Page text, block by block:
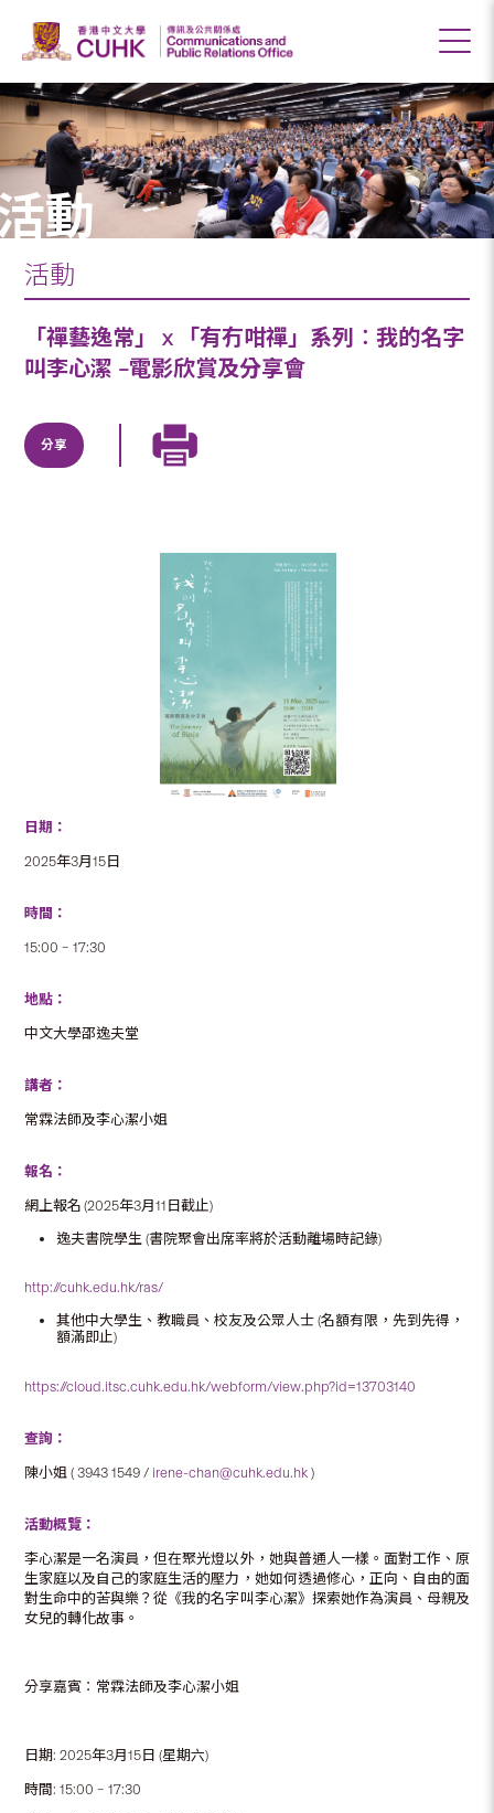
動
活動
「禪藝逸常」 x 「有冇咁禪」系列︰我的名字
叫李心潔 –電影欣賞及分享會
分享
日期：
2025年3月15日
時間：
15:00 – 17:30
地點：
中文大學邵逸夫堂
講者：
常霖法師及李心潔小姐
報名：
網上報名 (2025年3月11日截止)
逸夫書院學生 (書院聚會出席率將於活動離場時記錄)
http://cuhk.edu.hk/ras/
其他中大學生、教職員、校友及公眾人士 (名額有限，先到先得，
額滿即止)
https://cloud.itsc.cuhk.edu.hk/webform/view.php?id=13703140
查詢：
陳小姐 ( 3943 1549 / irene-chan@cuhk.edu.hk )
活動概覽：
李心潔是一名演員，但在聚光燈以外，她與普通人一樣。面對工作、原
生家庭以及自己的家庭生活的壓力，她如何透過修心，正向、自由的面
對生命中的苦與樂？從《我的名字叫李心潔》探索她作為演員、母親及
女兒的轉化故事。
分享嘉賓︰常霖法師及李心潔小姐
日期: 2025年3月15日 (星期六)
時間: 15:00 – 17:30